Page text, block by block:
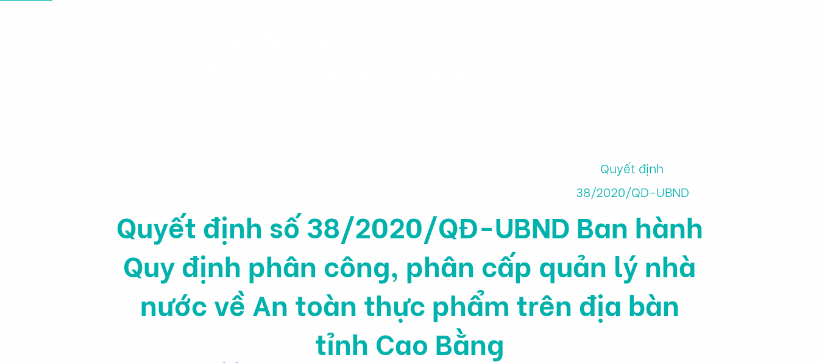
Quyết định
38/2020/QD-UBND
Quyết định số 38/2020/QĐ-UBND Ban hành
Quy định phân công, phân cấp quản lý nhà
nước về An toàn thực phẩm trên địa bàn
tỉnh Cao Bằng